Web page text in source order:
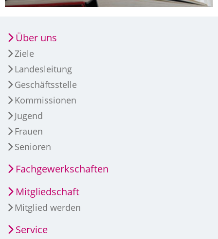
Über uns
Ziele
Landesleitung
Geschäftsstelle
Kommissionen
Jugend
Frauen
Senioren
Fachgewerkschaften
Mitgliedschaft
Mitglied werden
Service